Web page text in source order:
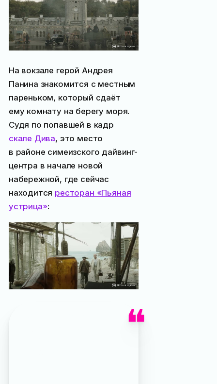
На вокзале герой Андрея
Панина знакомится с местным
пареньком, который сдаёт
ему комнату на берегу моря.
Судя по попавшей в кадр
скале Дива, это место
в районе симеизского дайвинг-
центра в начале новой
набережной, где сейчас
находится ресторан «Пьяная
устрица»: